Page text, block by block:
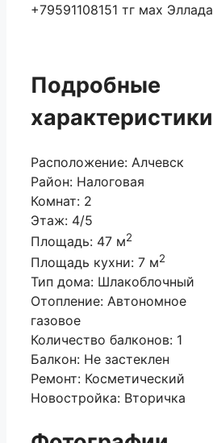
+79591108151 тг мах Эллада
Подробные
характеристики
Расположение: Алчевск
Район: Налоговая
Комнат: 2
Этаж: 4/5
Площадь: 47 м2
Площадь кухни: 7 м2
Тип дома: Шлакоблочный
Отопление: Автономное
газовое
Количество балконов: 1
Балкон: Не застеклен
Ремонт: Косметический
Новостройка: Вторичка